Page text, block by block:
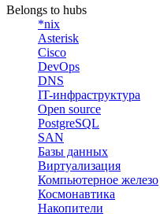
Belongs to hubs
*nix
Asterisk
Cisco
DevOps
DNS
IT-инфраструктура
Open source
PostgreSQL
SAN
Базы данных
Виртуализация
Компьютерное железо
Космонавтика
Накопители